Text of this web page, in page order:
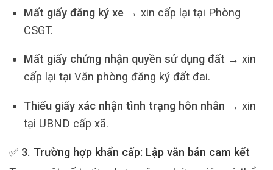
Mất giấy đăng ký xe→ xin cấp lại tại Phòng
CSGT.
Mất giấy chứng nhận quyền sử dụng đất → xin
cấp lại tại Văn phòng đăng ký đất đai.
Thiếu giấy xác nhận tình trạng hôn nhân → xin
tại UBND cấp xã.
✅ 3. Trường hợp khẩn cấp: Lập văn bản cam kết